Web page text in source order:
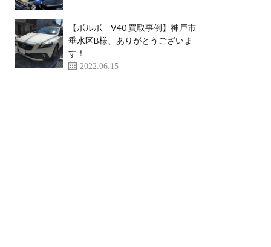
【ボルボ V40 買取事例】神戸市
垂水区B様、ありがとうございま
す！
2022.06.15